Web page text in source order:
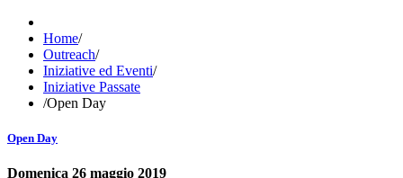
Home/
Outreach/
Iniziative ed Eventi/
Iniziative Passate
/Open Day
Open Day
Domenica 26 maggio 2019